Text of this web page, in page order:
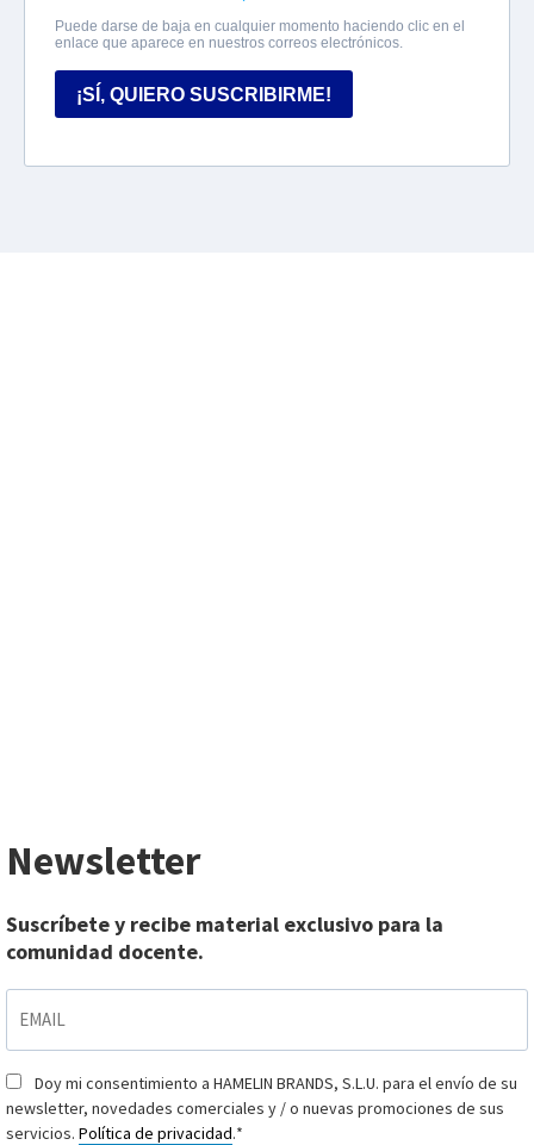
Newsletter
Suscríbete y recibe material exclusivo para la
comunidad docente.
Consentimiento*
Doy mi consentimiento a HAMELIN BRANDS, S.L.U. para el envío de su
newsletter, novedades comerciales y / o nuevas promociones de sus
servicios. Política de privacidad.*